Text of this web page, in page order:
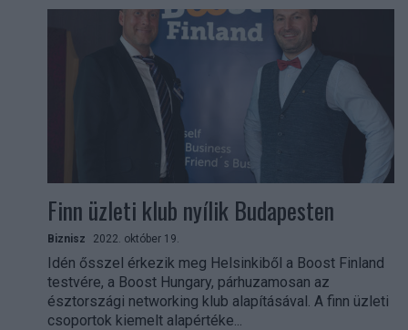
Finn üzleti klub nyílik Budapesten
Biznisz 2022. október 19.
Idén ősszel érkezik meg Helsinkiből a Boost Finland
testvére, a Boost Hungary, párhuzamosan az
észtországi networking klub alapításával. A finn üzleti
csoportok kiemelt alapértéke...